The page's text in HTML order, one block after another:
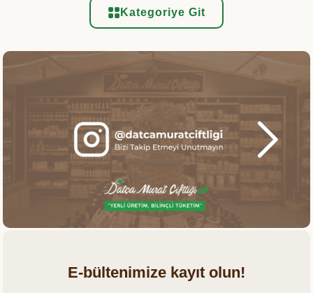
Kategoriye Git
E-bültenimize kayıt olun!